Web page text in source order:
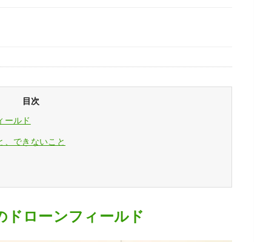
目次
ールド
、できないこと
ドローンフィールド